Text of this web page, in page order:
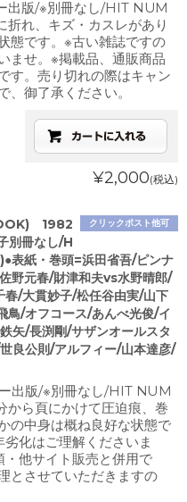
出版/※別冊なし/HIT NUM
れ、キズ・カスレがあり
態です。※古い雑誌ですの
ませ。※掲載品、通販商品
す。売り切れの際はキャン
御了承ください。
¥2,000(税込)
クリックポスト他可
1982
別冊なし/H
表紙・巻頭=浜田省吾/ピンナ
野元春/財津和夫vs水野晴郎/
春/大貫妙子/松任谷由実/山下
鳥/オフコース/あんべ光俊/イ
矢/長渕剛/サザンオールスタ
良公則/アルフィー/山本達彦/
出版/※別冊なし/HIT NUM
から頁にかけて圧迫痕、巻
の中身は概ね良好な状態で
化はご理解くださいま
他サイト販売と併用で
とさせていただきますの